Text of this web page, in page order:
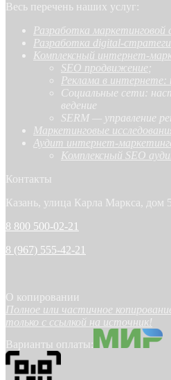
Весь перечень наших услуг:
Разработка маркетинговой
Разработка digital-
Комплексный интернет-
SEO продвижение ;
Реклама в интернете:
Социальные сети:
ведение
SERM — управление
Маркетинговые
Аудит интернет-
Комплексный SEO
Контакты
Казань, улица Карла Маркса, дом 5
8 800 500-02-21
8 (967) 555-42-21
О копировании
Полное или частичное
только с ссылкой на источник!
Варианты оплаты: